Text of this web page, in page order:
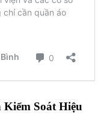
Soát Hiệu